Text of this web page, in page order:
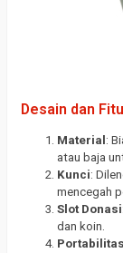
Desain dan
Material :
atau baja
Kunci:
mencegah
Slot Donasi
dan koin.
Portabilitas